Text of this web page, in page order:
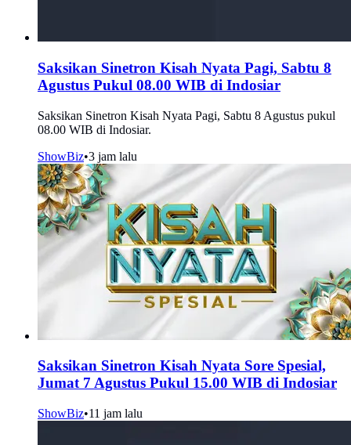
Saksikan Sinetron Kisah Nyata Pagi, Sabtu 8
Agustus Pukul 08.00 WIB di Indosiar
Saksikan Sinetron Kisah Nyata Pagi, Sabtu 8 Agustus pukul
08.00 WIB di Indosiar.
ShowBiz•3 jam lalu
Saksikan Sinetron Kisah Nyata Sore Spesial,
Jumat 7 Agustus Pukul 15.00 WIB di Indosiar
ShowBiz•11 jam lalu